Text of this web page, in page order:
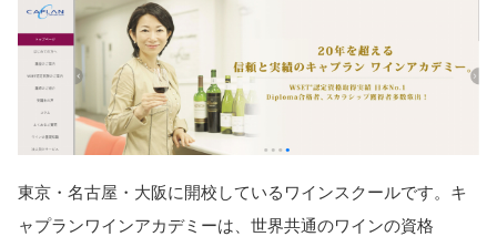
東京・名古屋・大阪に開校しているワインスクールです。キ
ャプランワインアカデミーは、世界共通のワインの資格